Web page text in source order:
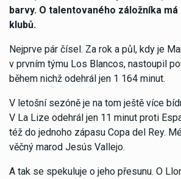
barvy. O talentovaného záložníka
klubů.
Nejprve pár čísel. Za rok a půl, kdy je
v prvním týmu Los Blancos, nastoupil
během nichž odehrál jen 1 164 minut.
V letošní sezóně je na tom ještě více
V La Lize odehrál jen 11 minut proti
též do jednoho zápasu Copa del Rey.
věčný marod Jesús Vallejo.
A tak se spekuluje o jeho přesunu. O